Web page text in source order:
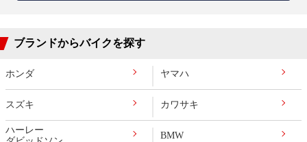
ブランドからバイクを探す
ホンダ ヤマハ
スズキ カワサキ
ハーレー
BMW